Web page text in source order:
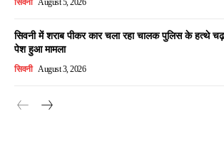
सिवनी August 5, 2026
सिवनी में शराब पीकर कार चला रहा चालक पुलिस के हत्थे
पेश हुआ मामला
सिवनी August 3, 2026